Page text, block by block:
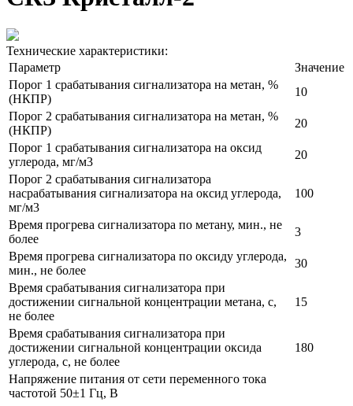
Технические характеристики:
Параметр
Значение
Порог 1 срабатывания сигнализатора на метан, %
(НКПР)
10
Порог 2 срабатывания сигнализатора на метан, %
(НКПР)
20
Порог 1 срабатывания сигнализатора на оксид
углерода, мг/м3
20
Порог 2 срабатывания сигнализатора
насрабатывания сигнализатора на оксид углерода,
мг/м3
100
Время прогрева сигнализатора по метану, мин., не
более
3
Время прогрева сигнализатора по оксиду углерода,
мин., не более
30
Время срабатывания сигнализатора при
достижении сигнальной концентрации метана, с,
не более
15
Время срабатывания сигнализатора при
достижении сигнальной концентрации оксида
углерода, с, не более
180
Напряжение питания от сети переменного тока
частотой 50±1 Гц, В